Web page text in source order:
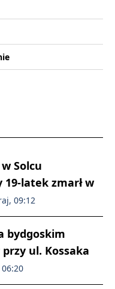
Solcu
latek zmarł w
09:12
bydgoskim
ul. Kossaka